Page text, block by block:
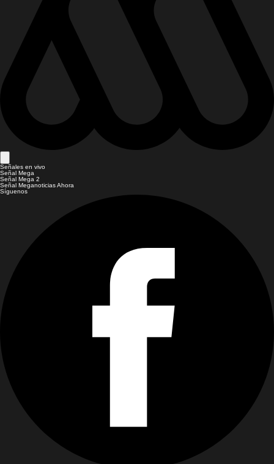
Señales en vivo
Señal Mega
Señal Mega 2
Señal Meganoticias Ahora
Síguenos